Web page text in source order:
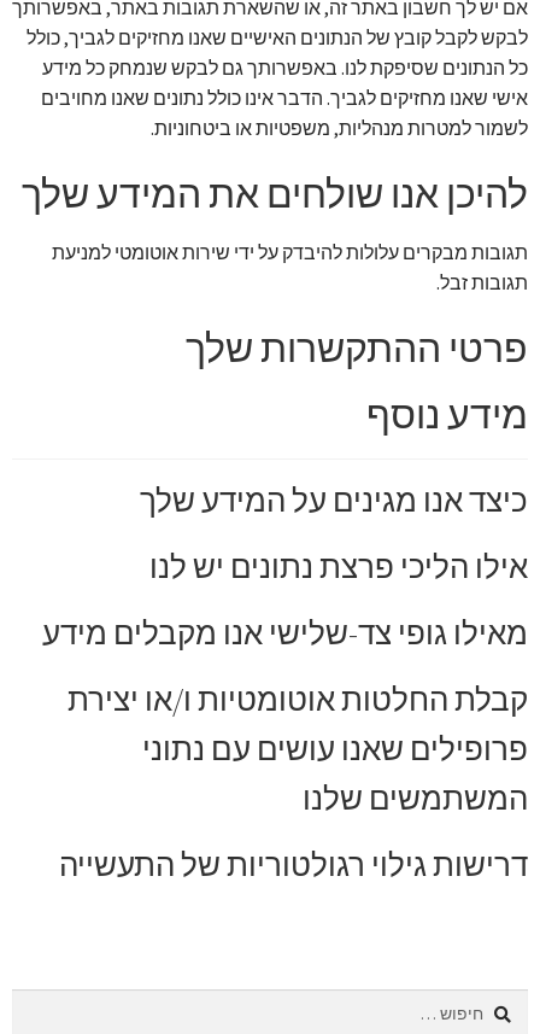
אם יש לך חשבון באתר זה, או שהשארת תגובות באתר, באפשרותך
לבקש לקבל קובץ של הנתונים האישיים שאנו מחזיקים לגביך, כולל
כל הנתונים שסיפקת לנו. באפשרותך גם לבקש שנמחק כל מידע
אישי שאנו מחזיקים לגביך. הדבר אינו כולל נתונים שאנו מחויבים
לשמור למטרות מנהליות, משפטיות או ביטחוניות.
להיכן אנו שולחים את המידע שלך
תגובות מבקרים עלולות להיבדק על ידי שירות אוטומטי למניעת
תגובות זבל.
פרטי ההתקשרות שלך
מידע נוסף
כיצד אנו מגינים על המידע שלך
אילו הליכי פרצת נתונים יש לנו
מאילו גופי צד-שלישי אנו מקבלים מידע
קבלת החלטות אוטומטיות ו/או יצירת
פרופילים שאנו עושים עם נתוני
המשתמשים שלנו
דרישות גילוי רגולטוריות של התעשייה
חיפוש: